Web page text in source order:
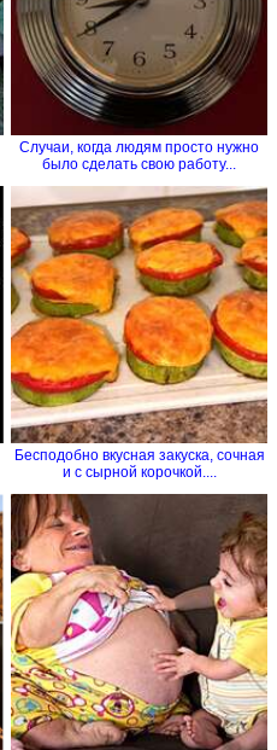
Случаи, когда людям просто нужно
было сделать свою работу...
Бесподобно вкусная закуска, сочная
и с сырной корочкой....